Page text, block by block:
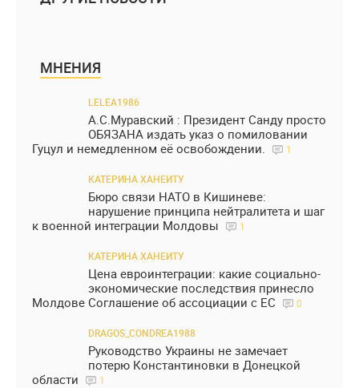
МНЕНИЯ
LELEA1986
А.С.Муравский : Президент Санду просто
ОБЯЗАНА издать указ о помиловании
Гуцул и немедленном её освобождении.
1
КАТЕРИНА ХАНЕИТУ
Бюро связи НАТО в Кишиневе:
нарушение принципа нейтралитета и шаг
к военной интеграции Молдовы
1
КАТЕРИНА ХАНЕИТУ
Цена евроинтеграции: какие социально-
экономические последствия принесло
Молдове Соглашение об ассоциации с ЕС
0
DRAGOS_CONDREA1988
Руководство Украины не замечает
потерю Константиновки в Донецкой
области
1